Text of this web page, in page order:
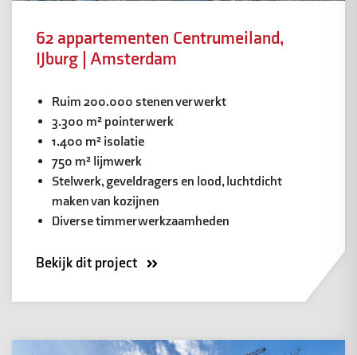
62 appartementen Centrumeiland,
IJburg | Amsterdam
Ruim 200.000 stenen verwerkt
3.300 m² pointerwerk
1.400 m² isolatie
750 m² lijmwerk
Stelwerk, geveldragers en lood, luchtdicht
maken van kozijnen
Diverse timmerwerkzaamheden
Bekijk dit project